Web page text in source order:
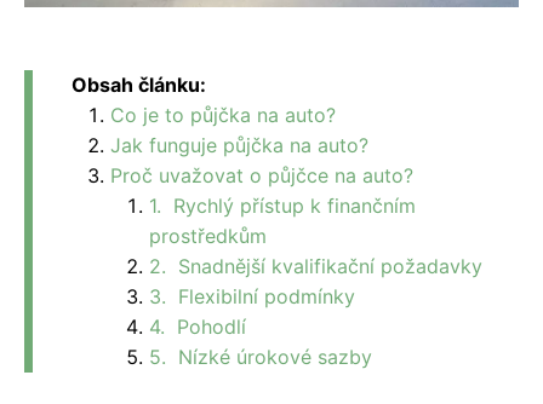
Obsah článku:
Co je to půjčka na auto?
Jak funguje půjčka na auto?
Proč uvažovat o půjčce na auto?
1. Rychlý přístup k finančním
prostředkům
2. Snadnější kvalifikační požadavky
3. Flexibilní podmínky
4. Pohodlí
5. Nízké úrokové sazby